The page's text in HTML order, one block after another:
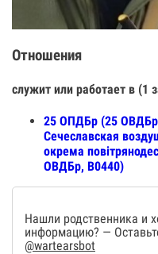
Отношения
служит или работает в (1
25 ОПДБр (25
Сечеславская
окрема
ОВДБр, В0440)
Нашли родственника и
информацию? —
@wartearsbot